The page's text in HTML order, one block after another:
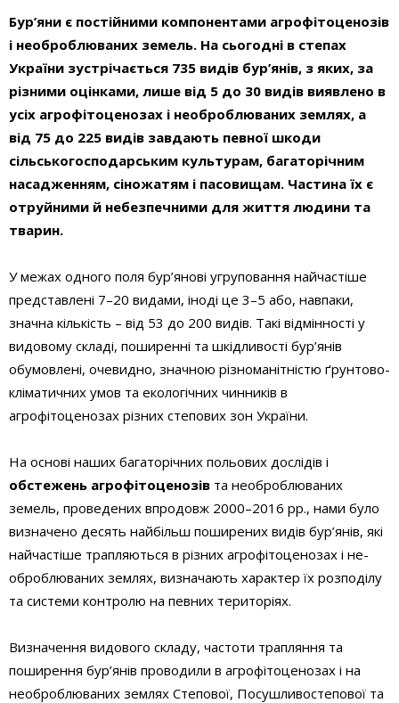
Бур’яни є постійними компонентами агрофітоценозів
і необроблюваних земель. На сьогодні в степах
України зустрічається 735 видів бур’янів, з яких, за
різними оцінками, лише від 5 до 30 видів виявлено в
усіх агрофітоценозах і необроблюваних землях, а
від 75 до 225 видів завдають певної шкоди
сільськогосподарським культурам, багаторічним
насадженням, сіножатям і пасовищам. Частина їх є
отруйними й небезпечними для життя людини та
тварин.
У межах одного поля бур’янові угруповання найчастіше
представлені 7–20 видами, іноді це 3–5 або, навпаки,
значна кількість – від 53 до 200 видів. Такі відмінності у
видовому складі, поширенні та шкідливості бур’янів
обумовлені, очевидно, значною різноманітністю ґрунтово-
кліматичних умов та екологічних чинників в
агрофітоценозах різних степових зон України.
На основі наших багаторічних польових дослідів і
обстежень агрофітоценозів та необроблюваних
земель, проведених впродовж 2000–2016 рр., нами було
визначено десять найбільш поширених видів бур’янів, які
найчастіше трапляються в різних агрофітоценозах і не­
оброблюваних землях, визначають характер їх розподілу
та системи контролю на певних територіях.
Визначення видового складу, частоти трапляння та
поширення бур’янів проводили в агрофітоценозах і на
необроблюваних землях Степової, Посушливостепової та